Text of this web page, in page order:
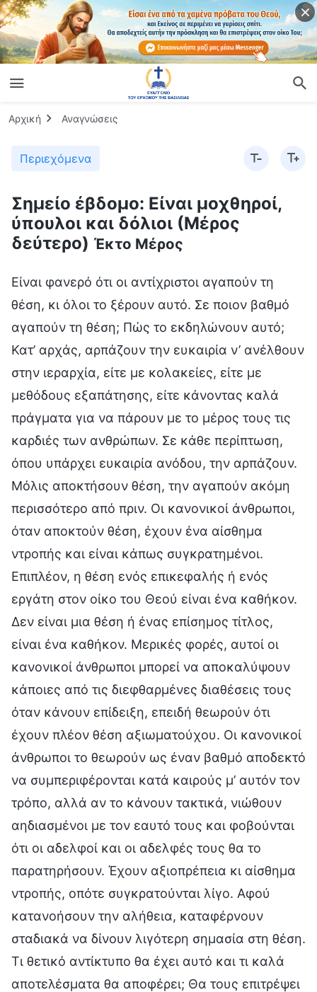
Αρχική Αναγνώσεις
Περιεχόμενα
Σημείο έβδομο: Είναι μοχθηροί,
ύπουλοι και δόλιοι (Μέρος
δεύτερο) Έκτο Μέρος
Είναι φανερό ότι οι αντίχριστοι αγαπούν τη
θέση, κι όλοι το ξέρουν αυτό. Σε ποιον βαθμό
αγαπούν τη θέση; Πώς το εκδηλώνουν αυτό;
Κατ’ αρχάς, αρπάζουν την ευκαιρία ν’ ανέλθουν
στην ιεραρχία, είτε με κολακείες, είτε με
μεθόδους εξαπάτησης, είτε κάνοντας καλά
πράγματα για να πάρουν με το μέρος τους τις
καρδιές των ανθρώπων. Σε κάθε περίπτωση,
όπου υπάρχει ευκαιρία ανόδου, την αρπάζουν.
Μόλις αποκτήσουν θέση, την αγαπούν ακόμη
περισσότερο από πριν. Οι κανονικοί άνθρωποι,
όταν αποκτούν θέση, έχουν ένα αίσθημα
ντροπής και είναι κάπως συγκρατημένοι.
Επιπλέον, η θέση ενός επικεφαλής ή ενός
εργάτη στον οίκο του Θεού είναι ένα καθήκον.
Δεν είναι μια θέση ή ένας επίσημος τίτλος,
είναι ένα καθήκον. Μερικές φορές, αυτοί οι
κανονικοί άνθρωποι μπορεί να αποκαλύψουν
κάποιες από τις διεφθαρμένες διαθέσεις τους
όταν κάνουν επίδειξη, επειδή θεωρούν ότι
έχουν πλέον θέση αξιωματούχου. Οι κανονικοί
άνθρωποι το θεωρούν ως έναν βαθμό αποδεκτό
να συμπεριφέρονται κατά καιρούς μ’ αυτόν τον
τρόπο, αλλά αν το κάνουν τακτικά, νιώθουν
αηδιασμένοι με τον εαυτό τους και φοβούνται
ότι οι αδελφοί και οι αδελφές τους θα το
παρατηρήσουν. Έχουν αξιοπρέπεια κι αίσθημα
ντροπής, οπότε συγκρατούνται λίγο. Αφού
κατανοήσουν την αλήθεια, καταφέρνουν
σταδιακά να δίνουν λιγότερη σημασία στη θέση.
Τι θετικό αντίκτυπο θα έχει αυτό και τι καλά
αποτελέσματα θα αποφέρει; Θα τους επιτρέψει